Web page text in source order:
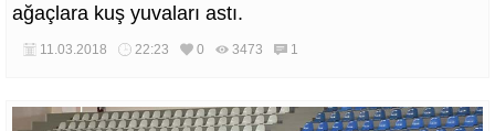
ağaçlara kuş yuvaları astı.
11.03.2018 22:23 0 3473 1